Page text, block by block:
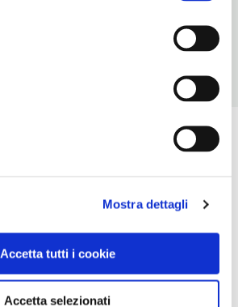
Mostra dettagli
Accetta tutti i cookie
Accetta selezionati